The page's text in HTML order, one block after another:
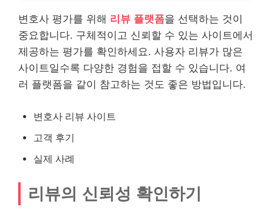
변호사 평가를 위해 리뷰 플랫폼을 선택하는 것이
중요합니다. 구체적이고 신뢰할 수 있는 사이트에서
제공하는 평가를 확인하세요. 사용자 리뷰가 많은
사이트일수록 다양한 경험을 접할 수 있습니다. 여
러 플랫폼을 같이 참고하는 것도 좋은 방법입니다.
변호사 리뷰 사이트
고객 후기
실제 사례
리뷰의 신뢰성 확인하기